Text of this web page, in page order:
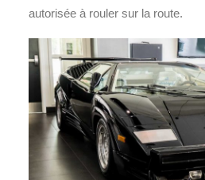
autorisée à rouler sur la route.